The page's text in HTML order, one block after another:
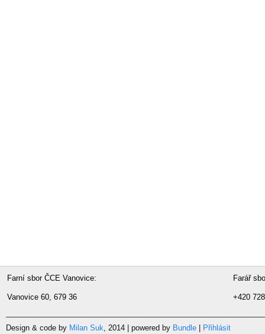
Farní sbor ČCE Vanovice:
Vanovice 60, 679 36
+420
Design & code by Milan Suk, 2014 | powered by Bundle Přihlásit